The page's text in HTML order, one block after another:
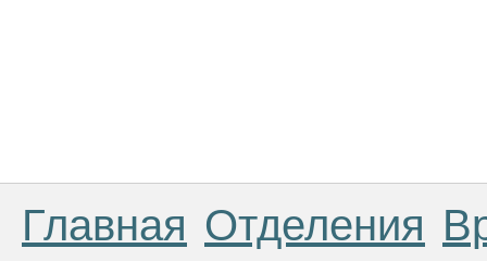
Главная Отделения